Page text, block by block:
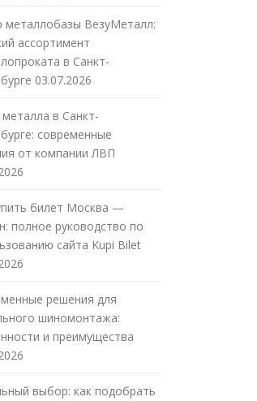
металлобазы ВезуМеталл:
ассортимент
в Санкт-
03.07.2026
металла в Санкт-
современные
от компании ЛВП
билет Москва —
полное руководство по
сайта Kupi Bilet
решения для
шиномонтажа:
и преимущества
выбор: как подобрать